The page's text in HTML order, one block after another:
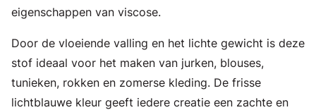
eigenschappen van viscose.
Door de vloeiende valling en het lichte gewicht is deze
stof ideaal voor het maken van jurken, blouses,
tunieken, rokken en zomerse kleding. De frisse
lichtblauwe kleur geeft iedere creatie een zachte en